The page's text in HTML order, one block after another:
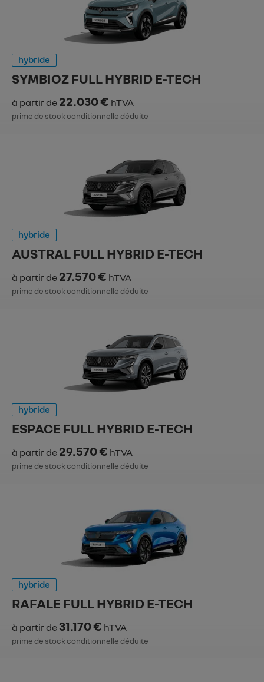
hybride
SYMBIOZ FULL HYBRID E-TECH
à partir de 22.030 € hTVA
prime de stock conditionnelle déduite
hybride
AUSTRAL FULL HYBRID E-TECH
à partir de 27.570 € hTVA
prime de stock conditionnelle déduite
hybride
ESPACE FULL HYBRID E-TECH
à partir de 29.570 € hTVA
prime de stock conditionnelle déduite
hybride
RAFALE FULL HYBRID E-TECH
à partir de 31.170 € hTVA
prime de stock conditionnelle déduite